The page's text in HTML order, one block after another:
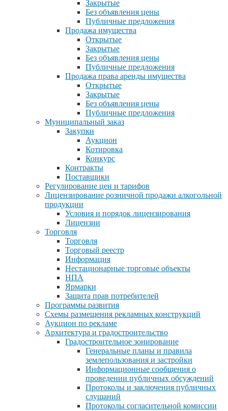
Закрытые
Без объявления цены
Публичные предложения
Продажа имущества
Открытые
Закрытые
Без объявления цены
Публичные предложения
Продажа права аренды имущества
Открытые
Закрытые
Без объявления цены
Публичные предложения
Муниципальный заказ
Закупки
Аукцион
Котировка
Конкурс
Контракты
Поставщики
Регулирование цен и тарифов
Лицензирование розничной продажи алкогольной
продукции
Условия и порядок лицензирования
Лицензии
Торговля
Торговля
Торговый реестр
Информация
Нестационарные торговые объекты
НПА
Ярмарки
Защита прав потребителей
Программы развития
Схемы размещения рекламных конструкций
Аукцион по рекламе
Архитектура и градостроительство
Градостроительное зонирование
Генеральные планы и правила
землепользования и застройки
Информационные сообщения о
проведении публичных обсуждений
Протоколы и заключения публичных
слушаний
Протоколы согласительной комиссии